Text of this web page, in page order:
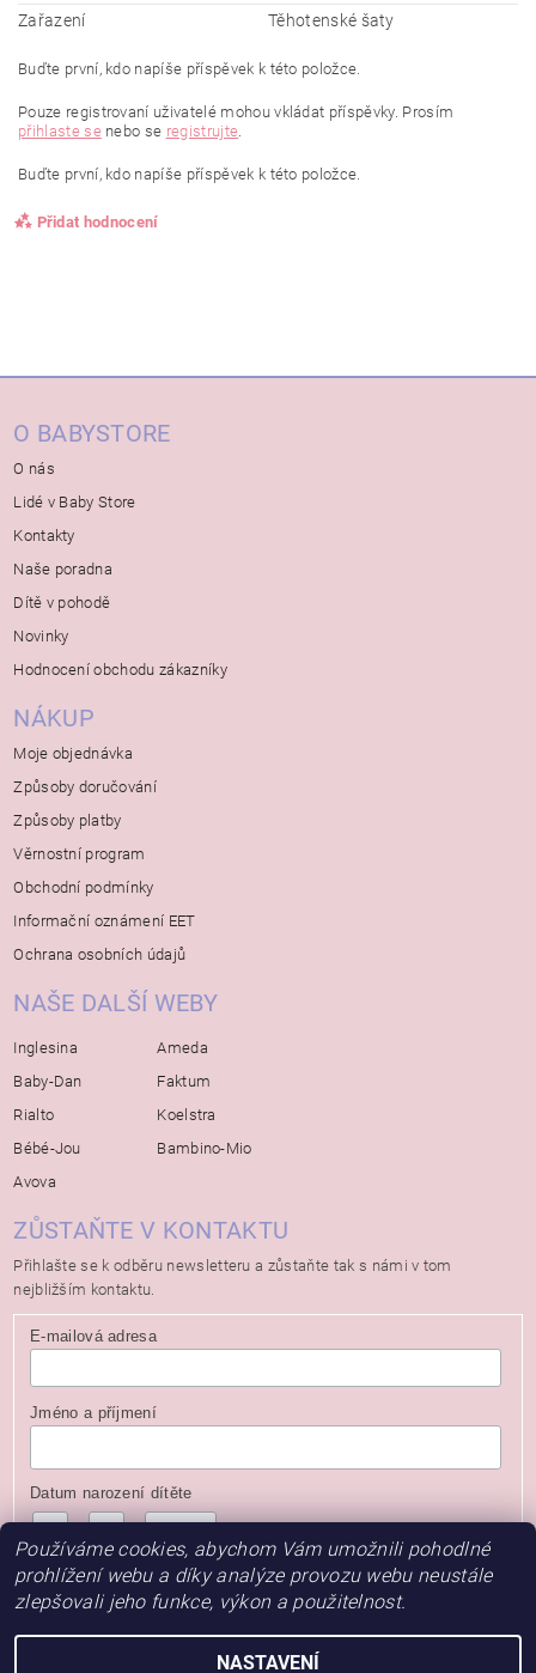
Zařazení
Těhotenské šaty
Buďte první, kdo napíše příspěvek k této položce.
Pouze registrovaní uživatelé mohou vkládat příspěvky. Prosím
přihlaste senebo se registrujte.
Buďte první, kdo napíše příspěvek k této položce.
Přidat hodnocení
O BABYSTORE
O nás
Lidé v Baby Store
Kontakty
Naše poradna
Dítě v pohodě
Novinky
Hodnocení obchodu zákazníky
NÁKUP
Moje objednávka
Způsoby doručování
Způsoby platby
Věrnostní program
Obchodní podmínky
Informační oznámení EET
Ochrana osobních údajů
NAŠE DALŠÍ WEBY
Inglesina
Baby-Dan
Rialto
Bébé-Jou
Avova
Ameda
Faktum
Koelstra
Bambino-Mio
ZŮSTAŇTE V KONTAKTU
Přihlašte se k odběru newsletteru a zůstaňte tak s námi v tom
nejbližším kontaktu.
E-mailová adresa
Jméno a příjmení
Datum narození dítěte
Používáme cookies, abychom Vám umožnili pohodlné
prohlížení webu a díky analýze provozu webu neustále
zlepšovali jeho funkce, výkon a použitelnost.
NASTAVENÍ